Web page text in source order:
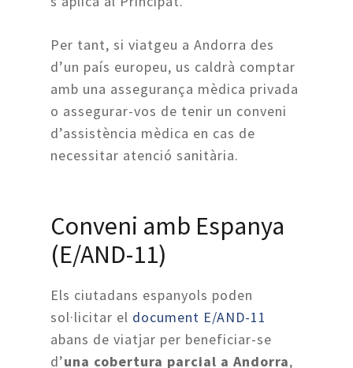
Per tant, si viatgeu a Andorra des
d’un país europeu, us caldrà comptar
amb una assegurança mèdica privada
o assegurar-vos de tenir un conveni
d’assistència mèdica en cas de
necessitar atenció sanitària.
Conveni amb Espanya
(E/AND-11)
Els ciutadans espanyols poden
sol·licitar el document E/AND-11
abans de viatjar per beneficiar-se
d’una cobertura parcial a Andorra,